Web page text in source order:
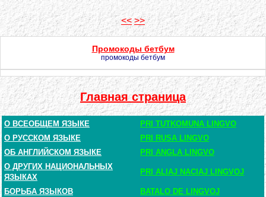
<< >>
Промокоды бетбум
промокоды бетбум
Главная страница
О ВСЕОБЩЕМ ЯЗЫКЕ
PRI TUTKOMUNA LINGVO
О РУССКОМ ЯЗЫКЕ
PRI RUSA LINGVO
ОБ АНГЛИЙСКОМ ЯЗЫКЕ
PRI ANGLA LINGVO
О ДРУГИХ НАЦИОНАЛЬНЫХ
ЯЗЫКАХ
PRI ALIAJ NACIAJ LINGVOJ
БОРЬБА ЯЗЫКОВ
BATALO DE LINGVOJ